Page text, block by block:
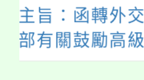
「2026 K-12學
習科學與教育創